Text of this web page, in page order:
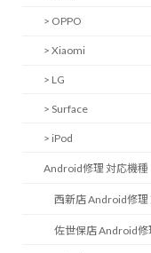
> OPPO
> Xiaomi
> LG
> Surface
> iPod
Android修理 対応機種
西新店 Android修理
佐世保店 Android修